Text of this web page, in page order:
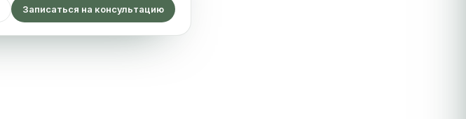
Записаться на консультацию